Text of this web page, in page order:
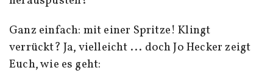
Ganz einfach: mit einer Spritze! Klingt
verrückt? Ja, vielleicht ... doch Jo Hecker zeigt
Euch, wie es geht: